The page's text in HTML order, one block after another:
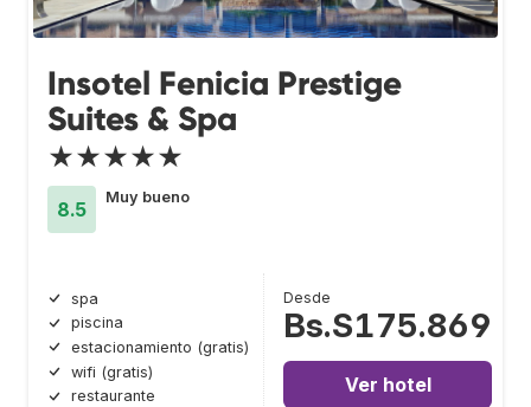
Insotel Fenicia Prestige
Suites & Spa
★★★★★
8.5
Muy bueno
spa
piscina
estacionamiento (gratis)
wifi (gratis)
restaurante
Desde
Bs.S175.869
Ver hotel